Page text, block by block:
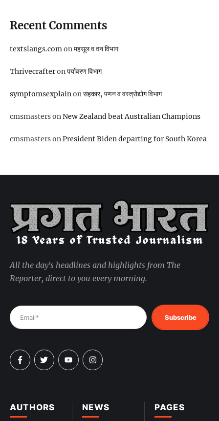
Recent Comments
textslangs.comonमहसूल व वन विभाग
Thrivecrafteronपर्यावरण विभाग
symptomsexplainonसहकार, पणन व वस्‍त्रोद्योग विभाग
cmsmastersonNew Zealand beat Australian Champions
cmsmastersonPresident Biden departing for South Korea
PAGES
NEWS
AUTHORS
All the day's headlines and highlights from The
Reporter, direct to you every morning.
Subscribe